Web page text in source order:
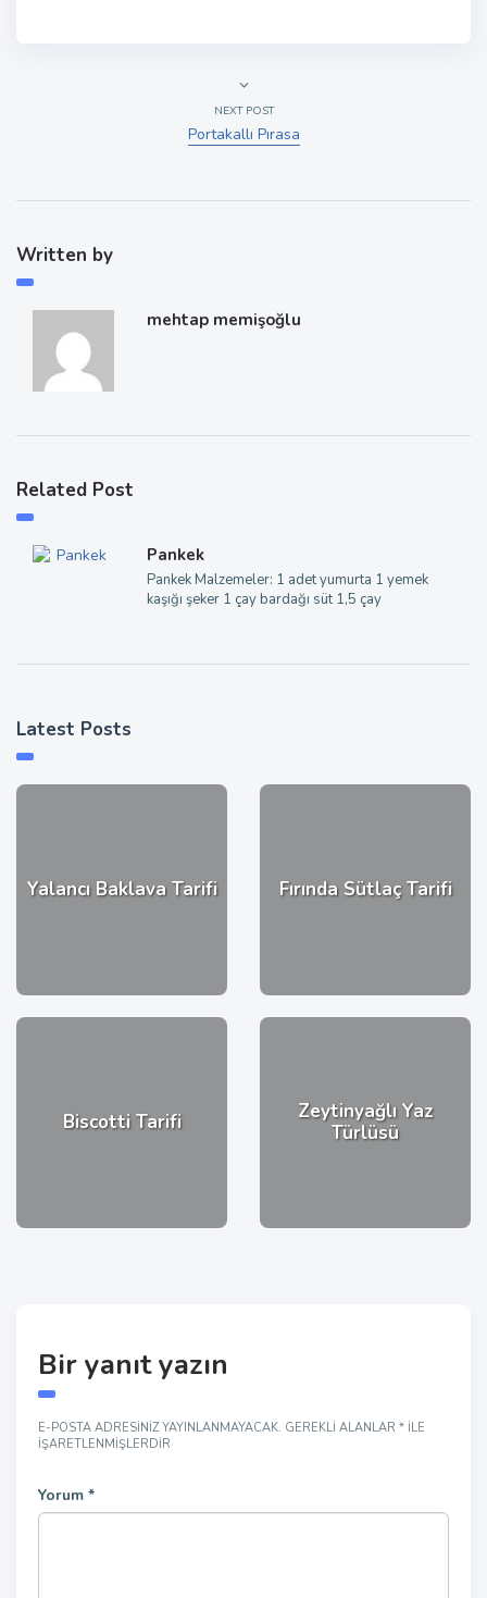
NEXT POST
Portakallı Pırasa
Written by
mehtap memişoğlu
Related Post
Pankek
Pankek Malzemeler: 1 adet yumurta 1 yemek
kaşığı şeker 1 çay bardağı süt 1,5 çay
Latest Posts
Yalancı Baklava Tarifi Fırında Sütlaç Tarifi
Biscotti Tarifi
Zeytinyağlı Yaz
Türlüsü
Bir yanıt yazın
E-POSTA ADRESINIZ YAYINLANMAYACAK. GEREKLI ALANLAR * ILE
IŞARETLENMIŞLERDIR
Yorum *